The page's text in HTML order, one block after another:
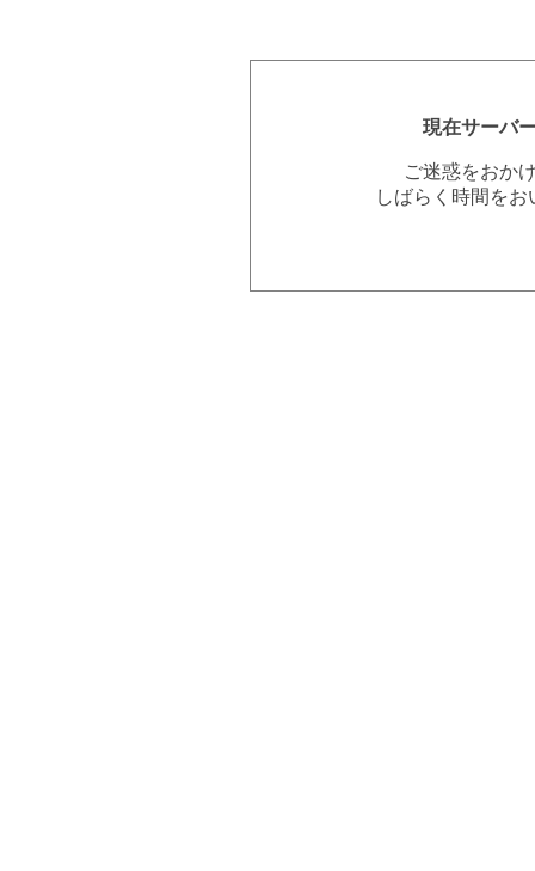
現在サーバ
ご迷惑をおか
しばらく時間を